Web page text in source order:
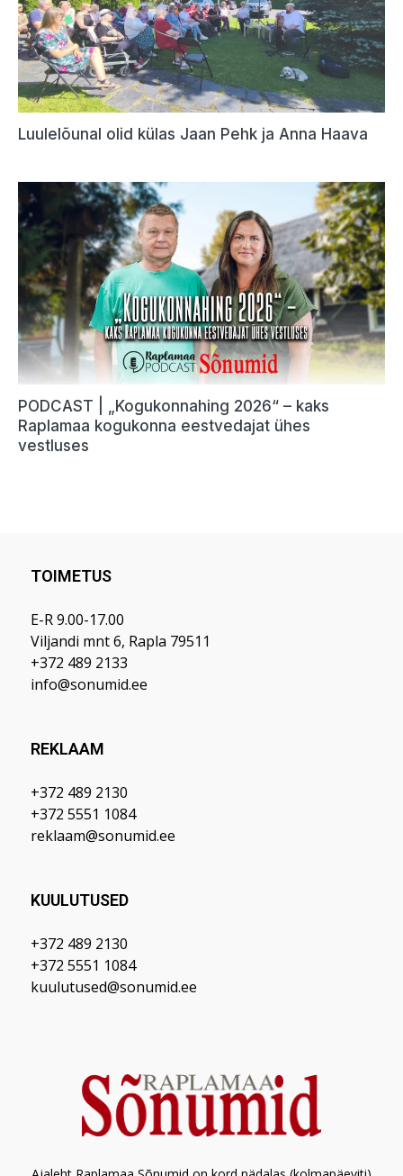
TOIMETUS
E-R 9.00-17.00
Viljandi mnt 6, Rapla 79511
+372 489 2133
info@sonumid.ee
REKLAAM
+372 489 2130
+372 5551 1084
reklaam@sonumid.ee
KUULUTUSED
+372 489 2130
+372 5551 1084
kuulutused@sonumid.ee